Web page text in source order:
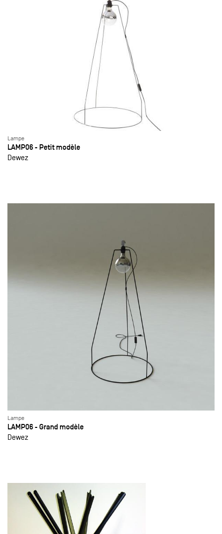
Lampe
LAMP06 - Petit modèle
Dewez
Lampe
LAMP06 - Grand modèle
Dewez